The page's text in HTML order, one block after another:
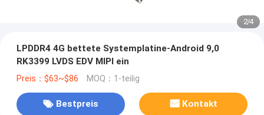
2/4
LPDDR4 4G bettete Systemplatine-Android 9,0
RK3399 LVDS EDV MIPI ein
Preis：$63~$86 MOQ：1-teilig
Bestpreis Kontakt